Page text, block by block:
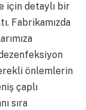
için detaylı bir
Fabrikamızda
önlemlerin
çaplı
sıra